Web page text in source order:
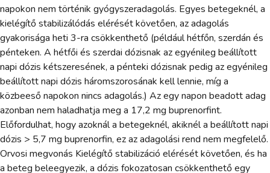
napokon nem történik gyógyszeradagolás. Egyes betegeknél, a
kielégítő stabilizálódás elérését követően, az adagolás
gyakorisága heti 3-ra csökkenthető (például hétfőn, szerdán és
pénteken. A hétfői és szerdai dózisnak az egyénileg beállított
napi dózis kétszeresének, a pénteki dózisnak pedig az egyénileg
beállított napi dózis háromszorosának kell lennie, míg a
közbeeső napokon nincs adagolás.) Az egy napon beadott adag
azonban nem haladhatja meg a 17,2 mg buprenorfint.
Előfordulhat, hogy azoknál a betegeknél, akiknél a beállított napi
dózis > 5,7 mg buprenorfin, ez az adagolási rend nem megfelelő.
Orvosi megvonás Kielégítő stabilizáció elérését követően, és ha
a beteg beleegyezik, a dózis fokozatosan csökkenthető egy